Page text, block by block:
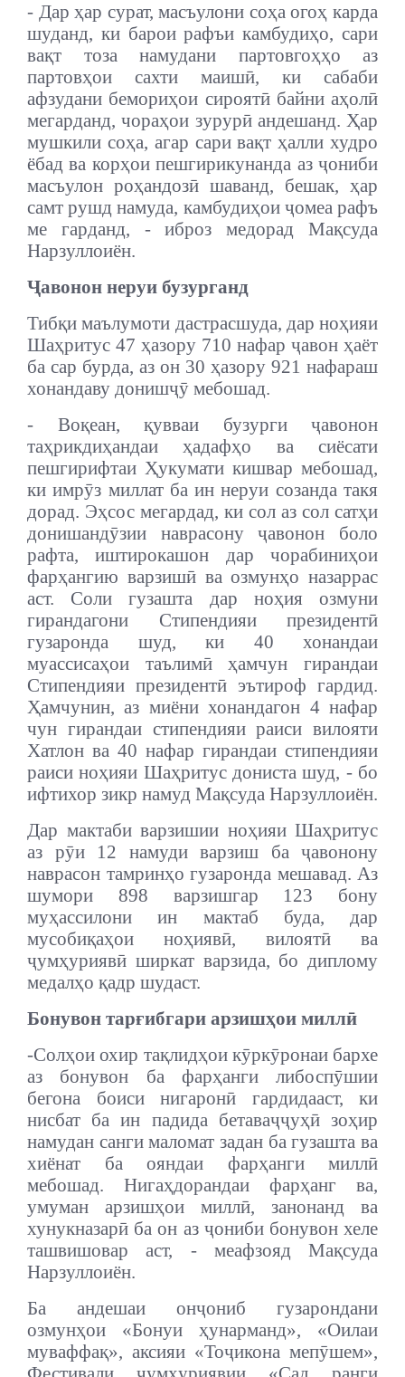
- Дар ҳар сурат, масъулони соҳа огоҳ карда
шуданд, ки барои рафъи камбудиҳо, сари
вақт тоза намудани партовгоҳҳо аз
партовҳои сахти маишӣ, ки сабаби
афзудани бемориҳои сироятӣ байни аҳолӣ
мегарданд, чораҳои зурурӣ андешанд. Ҳар
мушкили соҳа, агар сари вақт ҳалли худро
ёбад ва корҳои пешгирикунанда аз ҷониби
масъулон роҳандозӣ шаванд, бешак, ҳар
самт рушд намуда, камбудиҳои ҷомеа рафъ
ме гарданд, - иброз медорад Мақсуда
Нарзуллоиён.
Ҷавонон неруи бузурганд
Тибқи маълумоти дастрасшуда, дар ноҳияи
Шаҳритус 47 ҳазору 710 нафар ҷавон ҳаёт
ба сар бурда, аз он 30 ҳазору 921 нафараш
хонандаву донишҷӯ мебошад.
- Воқеан, қувваи бузурги ҷавонон
таҳрикдиҳандаи ҳадафҳо ва сиёсати
пешгирифтаи Ҳукумати кишвар мебошад,
ки имрӯз миллат ба ин неруи созанда такя
дорад. Эҳсос мегардад, ки сол аз сол сатҳи
донишандӯзии наврасону ҷавонон боло
рафта, иштирокашон дар чорабиниҳои
фарҳангию варзишӣ ва озмунҳо назаррас
аст. Соли гузашта дар ноҳия озмуни
гирандагони Стипендияи президентӣ
гузаронда шуд, ки 40 хонандаи
муассисаҳои таълимӣ ҳамчун гирандаи
Стипендияи президентӣ эътироф гардид.
Ҳамчунин, аз миёни хонандагон 4 нафар
чун гирандаи стипендияи раиси вилояти
Хатлон ва 40 нафар гирандаи стипендияи
раиси ноҳияи Шаҳритус дониста шуд, - бо
ифтихор зикр намуд Мақсуда Нарзуллоиён.
Дар мактаби варзишии ноҳияи Шаҳритус
аз рӯи 12 намуди варзиш ба ҷавонону
наврасон тамринҳо гузаронда мешавад. Аз
шумори 898 варзишгар 123 бону
муҳассилони ин мактаб буда, дар
мусобиқаҳои ноҳиявӣ, вилоятӣ ва
ҷумҳуриявӣ ширкат варзида, бо диплому
медалҳо қадр шудаст.
Бонувон тарғибгари арзишҳои миллӣ
-Солҳои охир тақлидҳои кӯркӯронаи бархе
аз бонувон ба фарҳанги либоспӯшии
бегона боиси нигаронӣ гардидааст, ки
нисбат ба ин падида бетаваҷҷуҳӣ зоҳир
намудан санги маломат задан ба гузашта ва
хиёнат ба ояндаи фарҳанги миллӣ
мебошад. Нигаҳдорандаи фарҳанг ва,
умуман арзишҳои миллӣ, занонанд ва
хунукназарӣ ба он аз ҷониби бонувон хеле
ташвишовар аст, - меафзояд Мақсуда
Нарзуллоиён.
Ба андешаи онҷониб гузарондани
озмунҳои «Бонуи ҳунарманд», «Оилаи
муваффақ», аксияи «Тоҷикона мепӯшем»,